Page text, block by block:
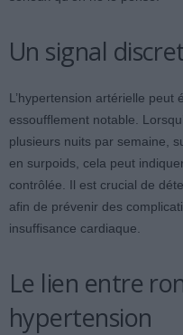
Un signal
L’hypertension artérielle peut
essoufflement notable.
plusieurs nuits par semaine,
en surpoids, cela peut
contrôlée. Il est crucial de
afin de prévenir des
insuffisance cardiaque.
Le lien entre
hypertension